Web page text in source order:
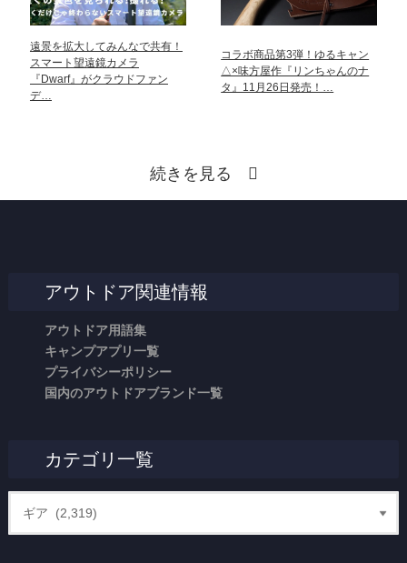
遠景を拡大してみんなで共有！
スマート望遠鏡カメラ
『Dwarf』がクラウドファン
デ…
コラボ商品第3弾！ゆるキャン
△×味方屋作『リンちゃんのナ
タ』11月26日発売！…
続きを見る
アウトドア関連情報
アウトドア用語集
キャンプアプリ一覧
プライバシーポリシー
国内のアウトドアブランド一覧
カテゴリ一覧